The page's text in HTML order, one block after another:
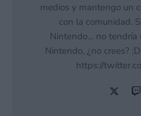
medios y mantengo un
con la comunidad.
Nintendo… no tendría
Nintendo, ¿no crees?
https://